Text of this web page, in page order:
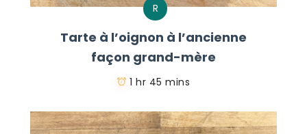
R
Tarte à l’oignon à l’ancienne
façon grand-mère
1 hr 45 mins